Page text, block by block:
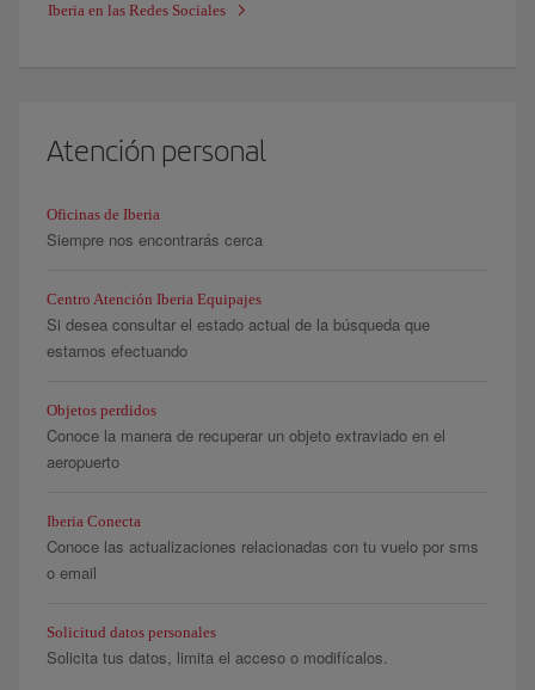
Iberia en las Redes Sociales
Atención personal
Oficinas de Iberia
Siempre nos encontrarás cerca
Centro Atención Iberia Equipajes
Si desea consultar el estado actual de la búsqueda que
estamos efectuando
Objetos perdidos
Conoce la manera de recuperar un objeto extraviado en el
aeropuerto
Iberia Conecta
Conoce las actualizaciones relacionadas con tu vuelo por sms
o email
Solicitud datos personales
Solicita tus datos, limita el acceso o modifícalos.